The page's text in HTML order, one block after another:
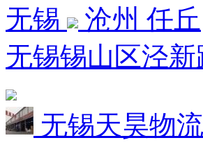
无锡
沧州 任丘
无锡锡山区泾
无锡天昊物流